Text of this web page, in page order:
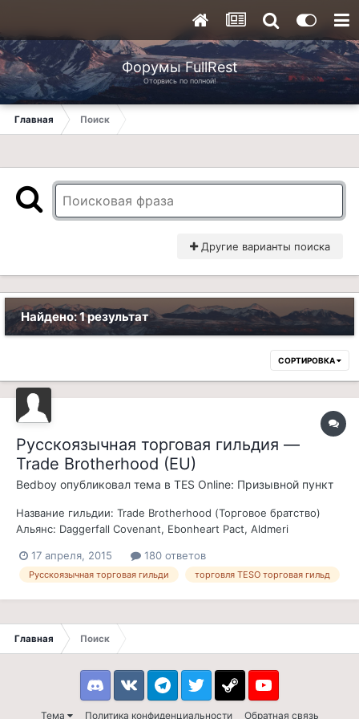
Форумы FullRest
Оторвись по полной!
Главная Поиск
Другие варианты поиска
Найдено: 1 результат
СОРТИРОВКА
Русскоязычная торговая гильдия —
Trade Brotherhood (EU)
Bedboy опубликовал тема в TES Online: Призывной пункт
Название гильдии: Trade Brotherhood (Торговое братство)
Альянс: Daggerfall Covenant, Ebonheart Pact, Aldmeri
казуальной торговой гильдии Trade Brotherhood, хороший
выбор для новеньких игроков. Цель торговой гильдии
17 апреля, 2015 180 ответов
Русскоязычная торговая гильди торговля TESO торговая гильд
Главная Поиск
Тема Политика конфиденциальности Обратная связь
DiscordVK TelegramTwitter Steam Youtube